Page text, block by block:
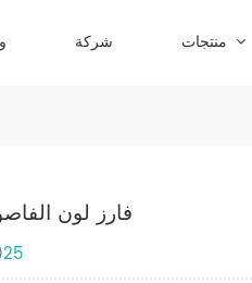
شركة
فارز لون